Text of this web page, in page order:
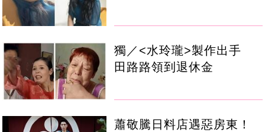
獨／<水玲瓏>製作出手
田路路領到退休金
蕭敬騰日料店遇惡房東！